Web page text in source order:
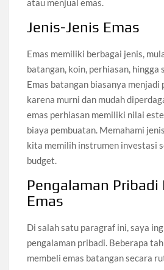
Jenis-Jenis Emas
Emas memiliki berbagai jenis,
batangan, koin, perhiasan, hingga
Emas batangan biasanya
karena murni dan mudah
emas perhiasan memiliki nilai
biaya pembuatan. Memahami
kita memilih instrumen investasi
budget.
Pengalaman Pribadi
Emas
Di salah satu paragraf ini, saya
pengalaman pribadi. Beberapa
membeli emas batangan secara